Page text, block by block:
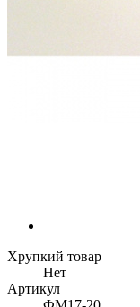
Хрупкий товар
Нет
Артикул